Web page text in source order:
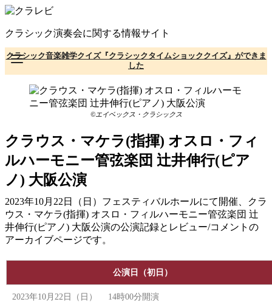
コ
テ
ン
ツ
へ
クラシック演奏会に関する情報サイト
クラシック音楽雑学クイズ『クラシックタイムショッククイズ』ができま
した
©エイベックス・クラシックス
クラウス・マケラ(指揮) オスロ・フィ
ルハーモニー管弦楽団 辻井伸行(ピア
ノ) 大阪公演
2023年10月22日（日）フェスティバルホールにて開催、クラ
ウス・マケラ(指揮) オスロ・フィルハーモニー管弦楽団 辻
井伸行(ピアノ) 大阪公演の公演記録とレビュー/コメントの
アーカイブページです。
公演日（初日）
2023年10月22日（日） 14時00分開演